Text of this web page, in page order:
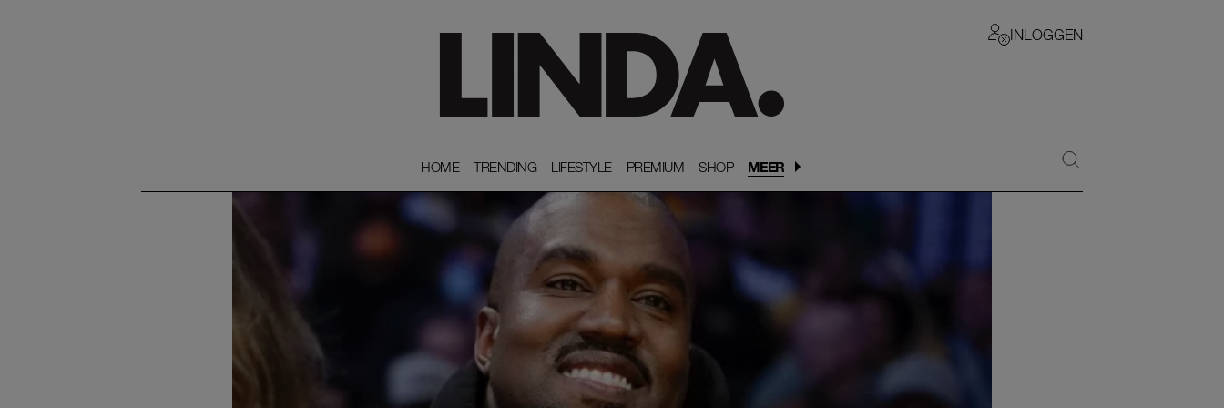
INLOGGEN
HOME
HOME TRENDING
TRENDING LIFESTYLE
LIFESTYLE PREMIUM
PREMIUM SHOP
SHOP MEER